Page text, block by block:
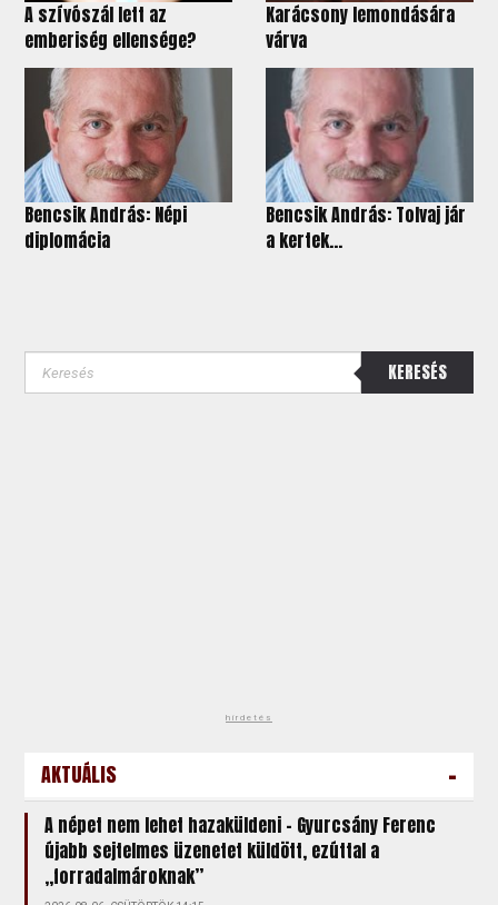
A szívószál lett az
emberiség ellensége?
Karácsony lemondására
várva
Bencsik András: Népi
diplomácia
Bencsik András: Tolvaj jár
a kertek...
KERESÉS
hirdetés
AKTUÁLIS -
A népet nem lehet hazaküldeni – Gyurcsány Ferenc
újabb sejtelmes üzenetet küldött, ezúttal a
„forradalmároknak”